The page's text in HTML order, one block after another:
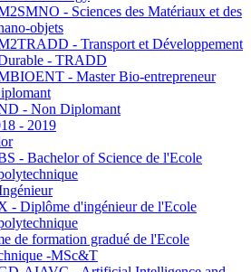
- Sciences des Matériaux et des
objets
- Transport et Développement
- TRADD
- Master Bio-entrepreneur
- Non Diplomant
- 2019
- Bachelor of Science de l'Ecole
- Diplôme d'ingénieur de l'Ecole
de formation gradué de l'Ecole
-MSc&T